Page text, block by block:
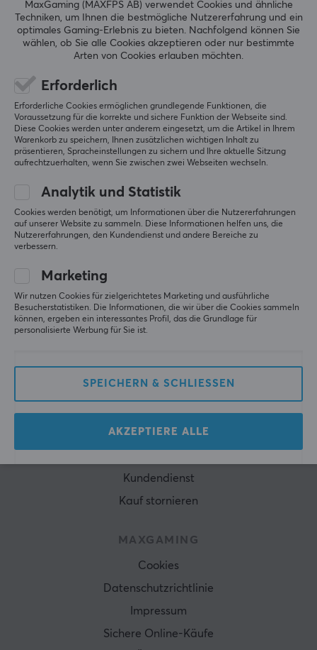
Newsletter für Gamer
Mehr als 400.000 Spieler abonnieren heute unseren
großartige Angebote und noch mehr!
ABONNIEREN
Geschäftsbedingungen
Kundendienst
Kauf stornieren
MAXGAMING
Cookies
Datenschutzrichtlinie
Impressum
Sichere Online-Käufe
MaxGaming (MAXFPS AB) verwendet Cookies und ähnliche
Techniken, um Ihnen die bestmögliche Nutzererfahrung und ein
optimales Gaming-Erlebnis zu bieten.
Nachfolgend können Sie
wählen, ob Sie alle Cookies akzeptieren oder nur bestimmte
Arten von Cookies erlauben möchten.
Erforderlich
Erforderliche Cookies ermöglichen grundlegende Funktionen, die
Voraussetzung für die korrekte und sichere Funktion der Webseite sind.
Diese Cookies werden unter anderem eingesetzt, um die Artikel in Ihrem
Warenkorb zu speichern, Ihnen zusätzlichen wichtigen Inhalt zu
präsentieren, Spracheinstellungen zu sichern und Ihre aktuelle Sitzung
aufrechtzuerhalten, wenn Sie zwischen zwei Webseiten wechseln.
Analytik und Statistik
Cookies werden benötigt, um Informationen über die Nutzererfahrungen
auf unserer Website zu sammeln. Diese Informationen helfen uns, die
Nutzererfahrungen, den Kundendienst und andere Bereiche zu
verbessern.
Marketing
Wir nutzen Cookies für zielgerichtetes Marketing und ausführliche
Besucherstatistiken. Die Informationen, die wir über die Cookies sammeln
können, ergeben ein interessantes Profil, das die Grundlage für
personalisierte Werbung für Sie ist.
SPEICHERN & SCHLIESSEN
AKZEPTIERE ALLE